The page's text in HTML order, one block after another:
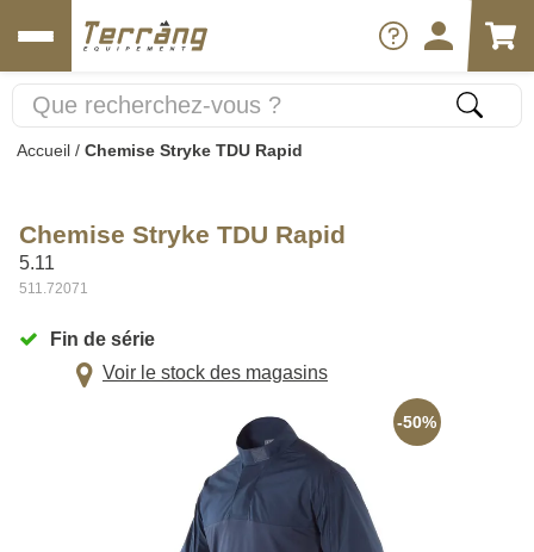
Accueil / Chemise Stryke TDU Rapid
Chemise Stryke TDU Rapid
5.11
511.72071
Fin de série
Voir le stock des magasins
-50%